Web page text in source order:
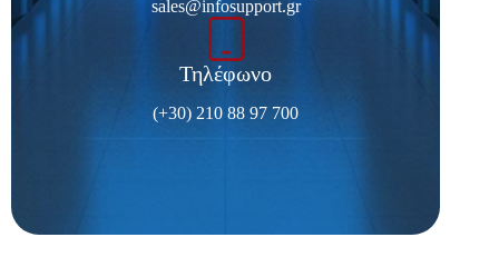
sales@infosupport.gr
Τηλέφωνο
(+30) 210 88 97 700